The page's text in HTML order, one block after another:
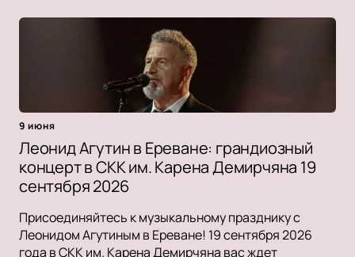
9 июня
Леонид Агутин в Ереване: грандиозный
концерт в СКК им. Карена Демирчяна 19
сентября 2026
Присоединяйтесь к музыкальному празднику с
Леонидом Агутиным в Ереване! 19 сентября 2026
года в СКК им. Карена Демирчяна вас ждет